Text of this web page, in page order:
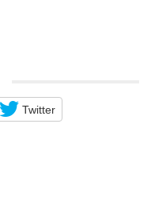
Twitter